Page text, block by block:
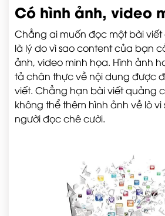
Có hình ảnh, video
Chẳng ai muốn đọc một bài
là lý do vì sao content của bạn
ảnh, video minh họa. Hình ảnh
tả chân thực về nội dung được
viết. Chẳng hạn bài viết quảng
không thể thêm hình ảnh về lò vi
người đọc chê cười.